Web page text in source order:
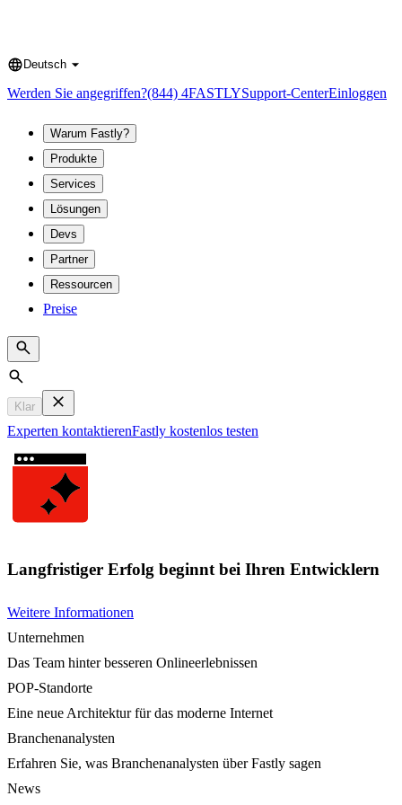
Language
Deutsch
Werden Sie angegriffen?(844) 4FASTLYSupport-CenterEinloggen
Warum Fastly?
Produkte
Services
Lösungen
Devs
Partner
Ressourcen
Preise
Search
Klar
Experten kontaktierenFastly kostenlos testen
Langfristiger Erfolg beginnt bei Ihren Entwicklern
Weitere Informationen
Unternehmen
Das Team hinter besseren Onlineerlebnissen
POP-Standorte
Eine neue Architektur für das moderne Internet
Branchenanalysten
Erfahren Sie, was Branchenanalysten über Fastly sagen
News